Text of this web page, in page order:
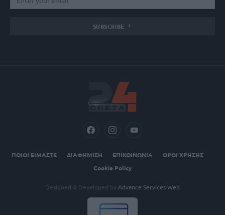
SUBSCRIBE
ΠΟΙΟΙ ΕΙΜΑΣΤΕ ΔΙΑΦΗΜΙΣΗ ΕΠΙΚΟΙΝΩΝΙΑ
ΟΡΟΙ ΧΡΗΣΗΣ
Cookie Policy
Designed & Developed by Advance Services Web